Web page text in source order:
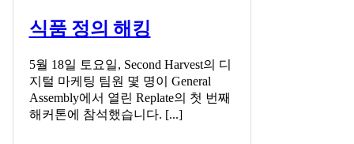
식품 정의 해킹
5월 18일 토요일, Second Harvest의 디
지털 마케팅 팀원 몇 명이 General
Assembly에서 열린 Replate의 첫 번째
해커톤에 참석했습니다. [...]